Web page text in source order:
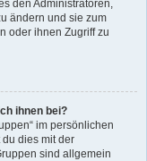
den Administratoren,
ändern und sie zum
oder ihnen Zugriff zu
ihnen bei?
im persönlichen
dies mit der
sind allgemein